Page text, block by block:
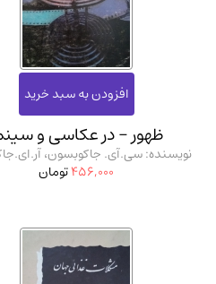
مدرسان
ظهور - در عکاسی و
نویسنده: سی.آی. جاکوبسون،
456,000تومان